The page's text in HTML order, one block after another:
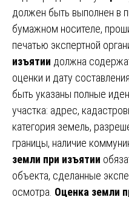
должен быть выполнен в
бумажном носителе,
печатью экспертной
изъятии должна
оценки и дату
быть указаны полные
участка: адрес,
категория земель,
границы, наличие
земли при изъятии
объекта, сделанные
осмотра. Оценка земли